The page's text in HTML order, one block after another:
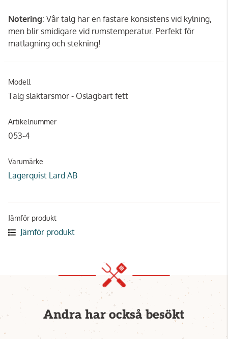
Notering: Vår talg har en fastare konsistens vid kylning,
men blir smidigare vid rumstemperatur. Perfekt för
matlagning och stekning!
Modell
Talg slaktarsmör - Oslagbart fett
Artikelnummer
053-4
Varumärke
Lagerquist Lard AB
Jämför produkt
Jämför produkt
Andra har också besökt